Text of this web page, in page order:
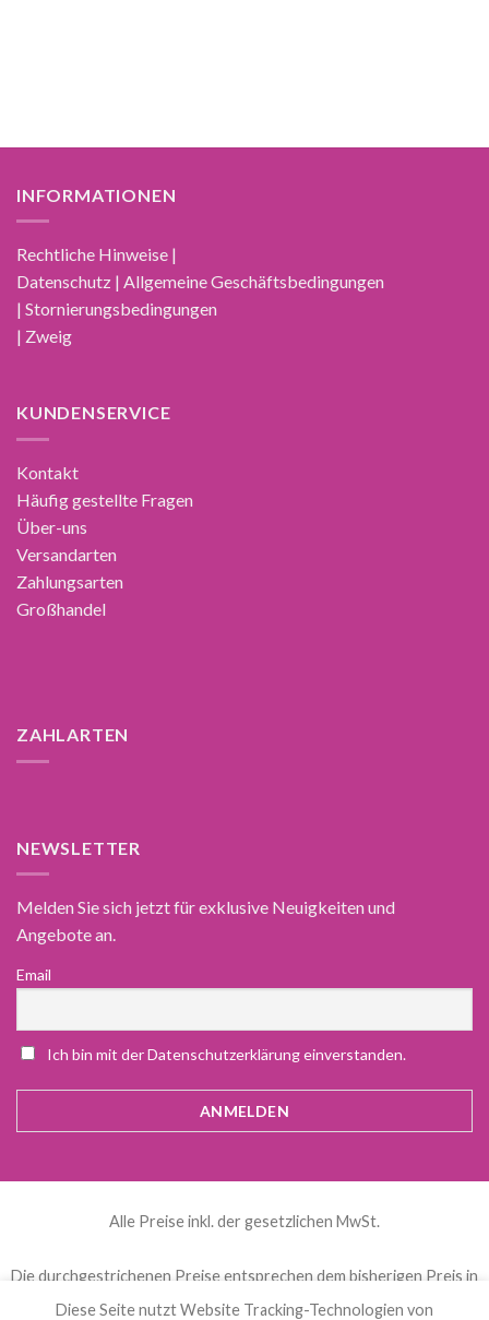
INFORMATIONEN
Rechtliche Hinweise |
Datenschutz | Allgemeine Geschäftsbedingungen
| Stornierungsbedingungen
| Zweig
KUNDENSERVICE
Kontakt
Häufig gestellte Fragen
Über-uns
Versandarten
Zahlungsarten
Großhandel
ZAHLARTEN
NEWSLETTER
Melden Sie sich jetzt für exklusive Neuigkeiten und
Angebote an.
Email
Ich bin mit der Datenschutzerklärung einverstanden.
Alle Preise inkl. der gesetzlichen MwSt.
Die durchgestrichenen Preise entsprechen dem bisherigen Preis in
diesem Online-Shop.
Diese Seite nutzt Website Tracking-Technologien von